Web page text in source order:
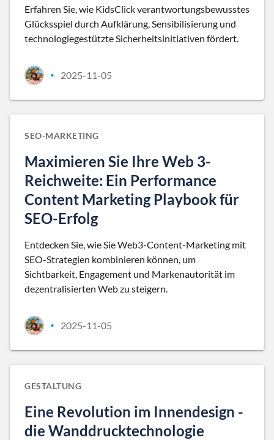
Erfahren Sie, wie KidsClick verantwortungsbewusstes
Glücksspiel durch Aufklärung, Sensibilisierung und
technologiegestützte Sicherheitsinitiativen fördert.
• 2025-11-05
SEO-MARKETING
Maximieren Sie Ihre Web 3-
Reichweite: Ein Performance
Content Marketing Playbook für
SEO-Erfolg
Entdecken Sie, wie Sie Web3-Content-Marketing mit
SEO-Strategien kombinieren können, um
Sichtbarkeit, Engagement und Markenautorität im
dezentralisierten Web zu steigern.
• 2025-11-05
GESTALTUNG
Eine Revolution im Innendesign -
die Wanddrucktechnologie